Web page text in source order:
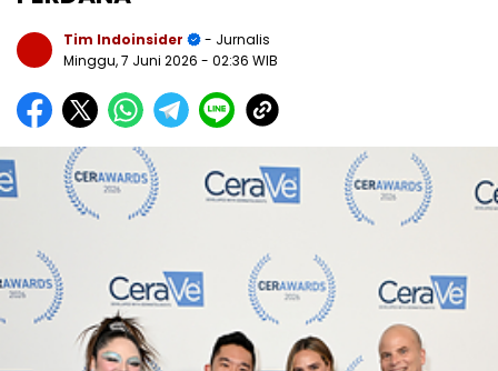
Tim Indoinsider
- Jurnalis
Minggu, 7 Juni 2026 - 02:36 WIB